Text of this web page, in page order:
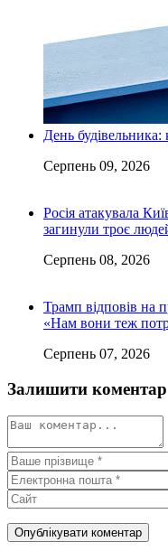
День будівельника:
Серпень 09, 2026
Росія атакувала
загинули троє
Серпень 08, 2026
Трамп відповів на
«Нам вони теж
Серпень 07, 2026
Залишити коментар